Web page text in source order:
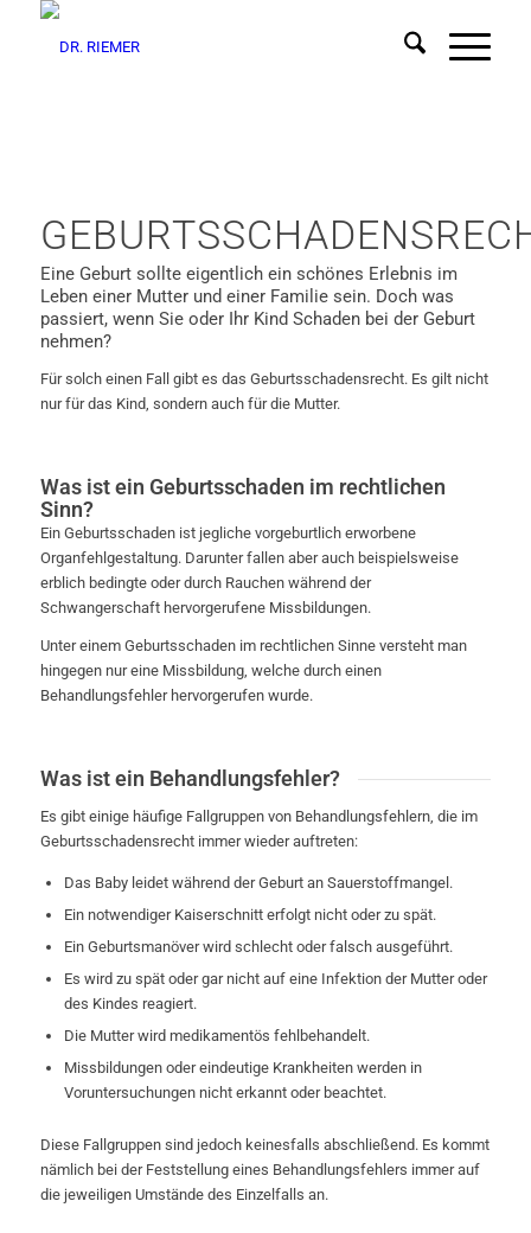
Eine Geburt sollte eigentlich ein schönes Erlebnis im
Leben einer Mutter und einer Familie sein. Doch was
passiert, wenn Sie oder Ihr Kind Schaden bei der Geburt
nehmen?
Für solch einen Fall gibt es das Geburtsschadensrecht. Es gilt nicht
nur für das Kind, sondern auch für die Mutter.
Was ist ein Geburtsschaden im rechtlichen
Sinn?
Ein Geburtsschaden ist jegliche vorgeburtlich erworbene
Organfehlgestaltung. Darunter fallen aber auch beispielsweise
erblich bedingte oder durch Rauchen während der
Schwangerschaft hervorgerufene Missbildungen.
Unter einem Geburtsschaden im rechtlichen Sinne versteht man
hingegen nur eine Missbildung, welche durch einen
Behandlungsfehler hervorgerufen wurde.
Was ist ein Behandlungsfehler?
Es gibt einige häufige Fallgruppen von Behandlungsfehlern, die im
Geburtsschadensrecht immer wieder auftreten:
Das Baby leidet während der Geburt an Sauerstoffmangel.
Ein notwendiger Kaiserschnitt erfolgt nicht oder zu spät.
Ein Geburtsmanöver wird schlecht oder falsch ausgeführt.
Es wird zu spät oder gar nicht auf eine Infektion der Mutter oder
des Kindes reagiert.
Die Mutter wird medikamentös fehlbehandelt.
Missbildungen oder eindeutige Krankheiten werden in
Voruntersuchungen nicht erkannt oder beachtet.
Diese Fallgruppen sind jedoch keinesfalls abschließend. Es kommt
nämlich bei der Feststellung eines Behandlungsfehlers immer auf
die jeweiligen Umstände des Einzelfalls an.